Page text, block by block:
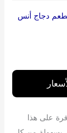
دجاج أنس
على هذا